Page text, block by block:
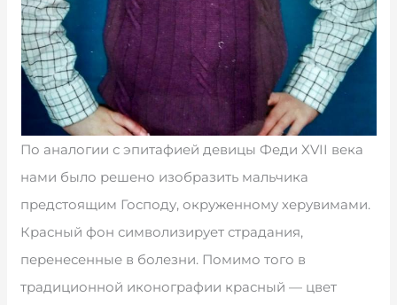
По аналогии с эпитафией девицы Феди XVII века
нами было решено изобразить мальчика
предстоящим Господу, окруженному херувимами.
Красный фон символизирует страдания,
перенесенные в болезни. Помимо того в
традиционной иконографии красный — цвет